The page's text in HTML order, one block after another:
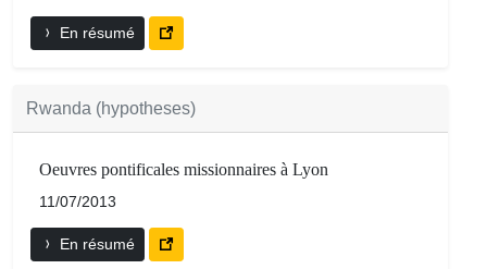
En résumé
Rwanda (hypotheses)
Oeuvres pontificales missionnaires à Lyon
11/07/2013
En résumé